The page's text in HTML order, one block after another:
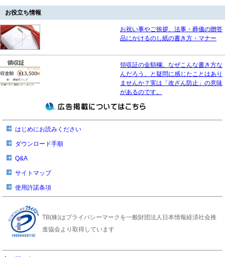
お役立ち情報
お祝い事やご挨拶、法事・葬儀の贈答
品にかけるのし紙の書き方・マナー
領収証の金額欄。なぜこんな書き方な
んだろう、と疑問に感じたことはあり
ませんか？実は「改ざん防止」の意味
があるのです。
はじめにお読みください
ダウンロード手順
Q&A
サイトマップ
使用許諾条項
TB(株)はプライバシーマークを一般財団法人日本情報経済社会推
進協会より取得しています